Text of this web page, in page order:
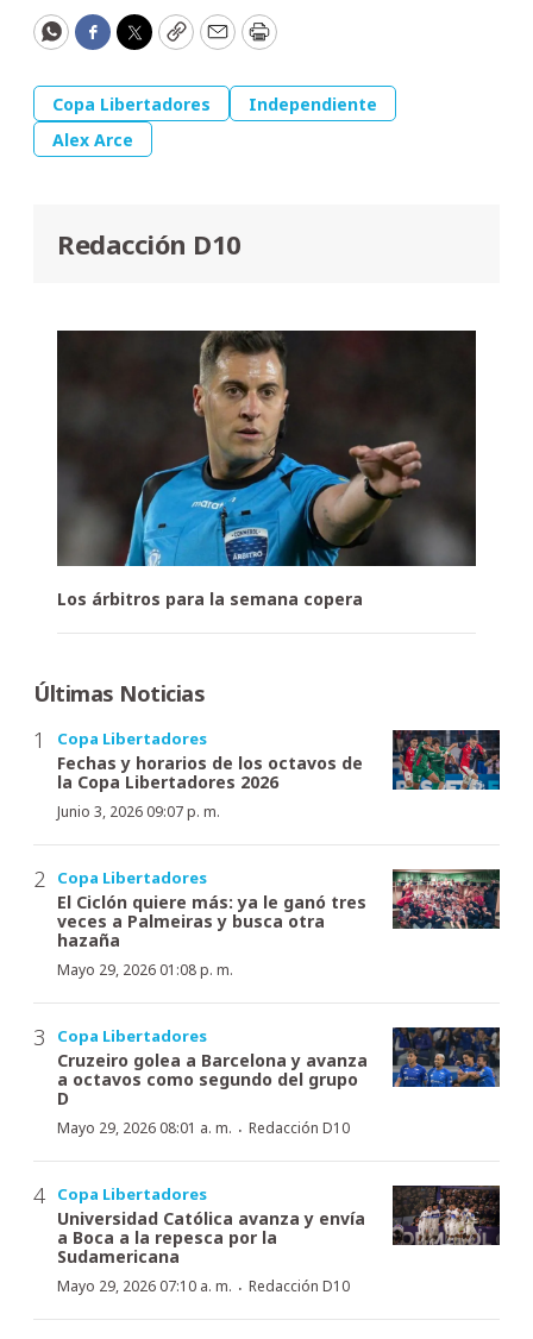
WhatsApp
Facebook
Twitter
CopyEmailPrint
Copa Libertadores
Independiente
Alex Arce
Redacción D10
Los árbitros para la semana copera
Últimas Noticias
Copa Libertadores
Fechas y horarios de los octavos de
la Copa Libertadores 2026
Junio 3, 2026 09:07 p. m.
Copa Libertadores
El Ciclón quiere más: ya le ganó tres
veces a Palmeiras y busca otra
hazaña
Mayo 29, 2026 01:08 p. m.
Copa Libertadores
Cruzeiro golea a Barcelona y avanza
a octavos como segundo del grupo
D
Mayo 29, 2026 08:01 a. m. · Redacción D10
Copa Libertadores
Universidad Católica avanza y envía
a Boca a la repesca por la
Sudamericana
Mayo 29, 2026 07:10 a. m. · Redacción D10